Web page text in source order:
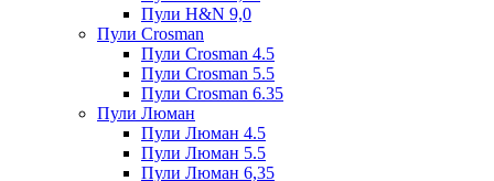
Пули H&N 9,0
Пули Crosman
Пули Crosman 4.5
Пули Crosman 5.5
Пули Crosman 6.35
Пули Люман
Пули Люман 4.5
Пули Люман 5.5
Пули Люман 6,35